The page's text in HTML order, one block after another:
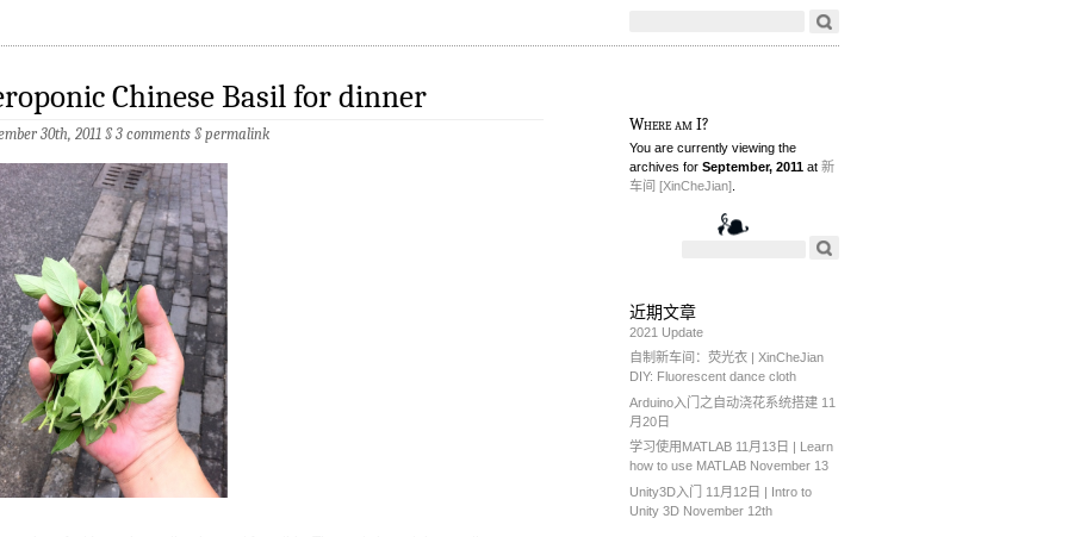
Chinese Basil for dinner
30th, 2011 §3 comments §permalink
Where am I?
You are currently viewing the
archives for September, 2011 at 新
车间 [XinCheJian]
近期文章
2021 Update
自制新车间：荧光衣 | XinCheJian
DIY: Fluorescent dance cloth
Arduino入门之自动浇花系统搭建 11
月20日
学习使用MATLAB 11月13日 | Learn
how to use MATLAB November 13
Unity3D入门 11月12日 | Intro to
Unity 3D November 12th